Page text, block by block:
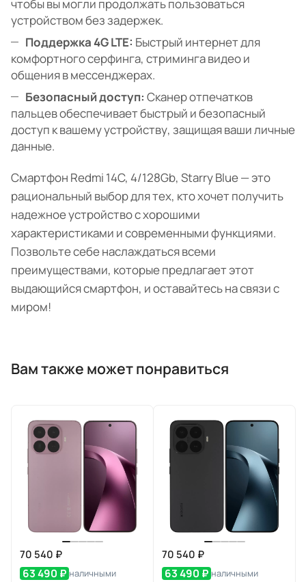
чтобы вы могли продолжать пользоваться
устройством без задержек.
Поддержка 4G LTE: Быстрый интернет для
комфортного серфинга, стриминга видео и
общения в мессенджерах.
Безопасный доступ: Сканер отпечатков
пальцев обеспечивает быстрый и безопасный
доступ к вашему устройству, защищая ваши личные
данные.
Смартфон Redmi 14C, 4/128Gb, Starry Blue — это
рациональный выбор для тех, кто хочет получить
надежное устройство с хорошими
характеристиками и современными функциями.
Позвольте себе наслаждаться всеми
преимуществами, которые предлагает этот
выдающийся смартфон, и оставайтесь на связи с
миром!
Вам также может понравиться
70 540 ₽
63 490 ₽ наличными
70 540 ₽
63 490 ₽ наличными